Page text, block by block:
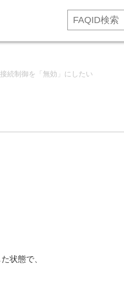
続制御を「無効」にしたい
状態で、